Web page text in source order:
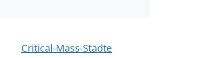
Critical-Mass-Städte